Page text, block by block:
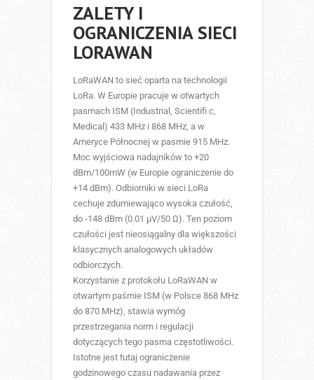
ZALETY I
OGRANICZENIA SIECI
LORAWAN
LoRaWAN to sieć oparta na technologii
LoRa. W Europie pracuje w otwartych
pasmach ISM (Industrial, Scientifi c,
Medical) 433 MHz i 868 MHz, a w
Ameryce Północnej w pasmie 915 MHz.
Moc wyjściowa nadajników to +20
dBm/100mW (w Europie ograniczenie do
+14 dBm). Odbiorniki w sieci LoRa
cechuje zdumiewająco wysoka czułość,
do -148 dBm (0.01 μV/50 Ω). Ten poziom
czułości jest nieosiągalny dla większości
klasycznych analogowych układów
odbiorczych.
Korzystanie z protokołu LoRaWAN w
otwartym paśmie ISM (w Polsce 868 MHz
do 870 MHz), stawia wymóg
przestrzegania norm i regulacji
dotyczących tego pasma częstotliwości.
Istotne jest tutaj ograniczenie
godzinowego czasu nadawania przez